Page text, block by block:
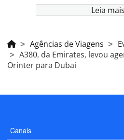
Leia mais
Agências de Viagens
A380, da Emirates, levou
Orinter para Dubai
Canais